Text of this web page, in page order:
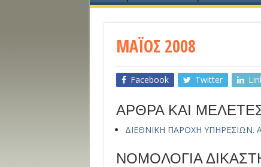
ΜΑΪΟΣ 2008
Facebook Twitter
ΑΡΘΡΑ ΚΑΙ
ΔΙΕΘΝΙΚΗ ΠΑΡΟΧΗ ΥΠΗΡΕΣΙΩΝ.
ΝΟΜΟΛΟΓΙΑ